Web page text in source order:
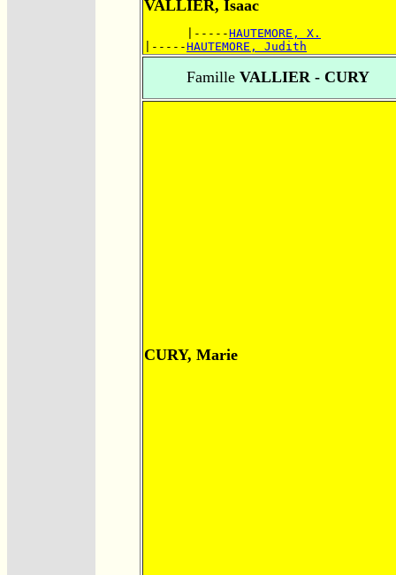
VALLIER, Isaac
      |-----
HAUTEMORE, X.
|-----HAUTEMORE, Judith
Famille VALLIER - CURY
CURY, Marie